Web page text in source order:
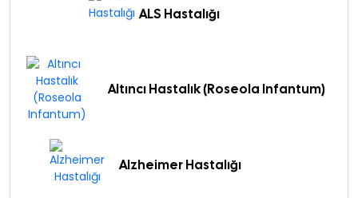
ALS Hastalığı
Altıncı Hastalık (Roseola Infantum)
Alzheimer Hastalığı